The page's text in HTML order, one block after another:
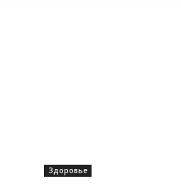
Здоровье